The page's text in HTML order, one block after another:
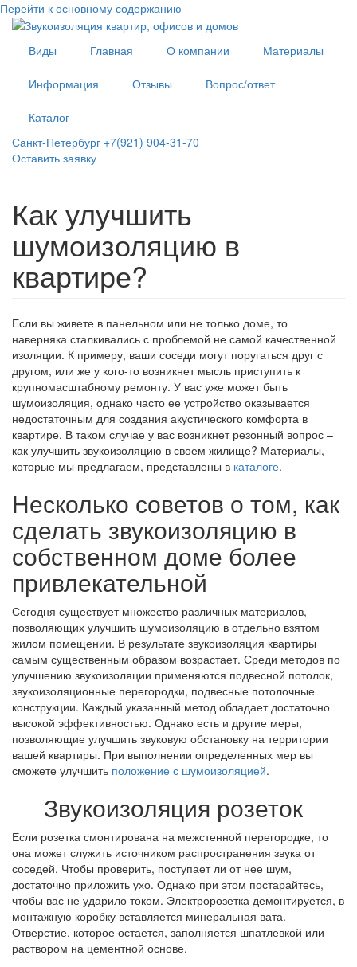
Перейти к основному содержанию
Виды Главная О компании Материалы
Информация Отзывы Вопрос/ответ
Каталог
Санкт-Петербург +7(921) 904-31-70
Оставить заявку
Как улучшить
шумоизоляцию в
квартире?
Если вы живете в панельном или не только доме, то
наверняка сталкивались с проблемой не самой качественной
изоляции. К примеру, ваши соседи могут поругаться друг с
другом, или же у кого-то возникнет мысль приступить к
крупномасштабному ремонту. У вас уже может быть
шумоизоляция, однако часто ее устройство оказывается
недостаточным для создания акустического комфорта в
квартире. В таком случае у вас возникнет резонный вопрос –
как улучшить звукоизоляцию в своем жилище? Материалы,
которые мы предлагаем, представлены в каталоге.
Несколько советов о том, как
сделать звукоизоляцию в
собственном доме более
привлекательной
Сегодня существует множество различных материалов,
позволяющих улучшить шумоизоляцию в отдельно взятом
жилом помещении. В результате звукоизоляция квартиры
самым существенным образом возрастает. Среди методов по
улучшению звукоизоляции применяются подвесной потолок,
звукоизоляционные перегородки, подвесные потолочные
конструкции. Каждый указанный метод обладает достаточно
высокой эффективностью. Однако есть и другие меры,
позволяющие улучшить звуковую обстановку на территории
вашей квартиры. При выполнении определенных мер вы
сможете улучшить положение с шумоизоляцией.
Звукоизоляция розеток
Если розетка смонтирована на межстенной перегородке, то
она может служить источником распространения звука от
соседей. Чтобы проверить, поступает ли от нее шум,
достаточно приложить ухо. Однако при этом постарайтесь,
чтобы вас не ударило током. Электророзетка демонтируется, в
монтажную коробку вставляется минеральная вата.
Отверстие, которое остается, заполняется шпатлевкой или
раствором на цементной основе.